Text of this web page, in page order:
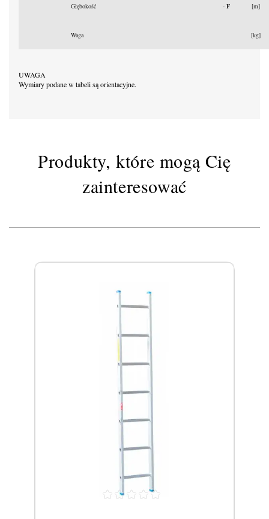
Głębokość - F [m]
Waga [kg]
UWAGA
Wymiary podane w tabeli są orientacyjne.
Produkty, które mogą Cię
zainteresować